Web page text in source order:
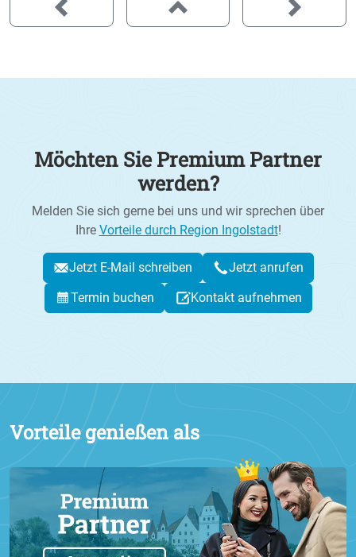
Möchten Sie Premium Partner
werden?
Melden Sie sich gerne bei uns und wir sprechen über
Ihre Vorteile durch Region Ingolstadt!
Jetzt E-Mail schreiben
Jetzt anrufen
Termin buchen
Kontakt aufnehmen
Vorteile genießen als